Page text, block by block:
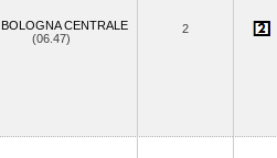
BOLOGNA CENTRALE
(06.47)
2